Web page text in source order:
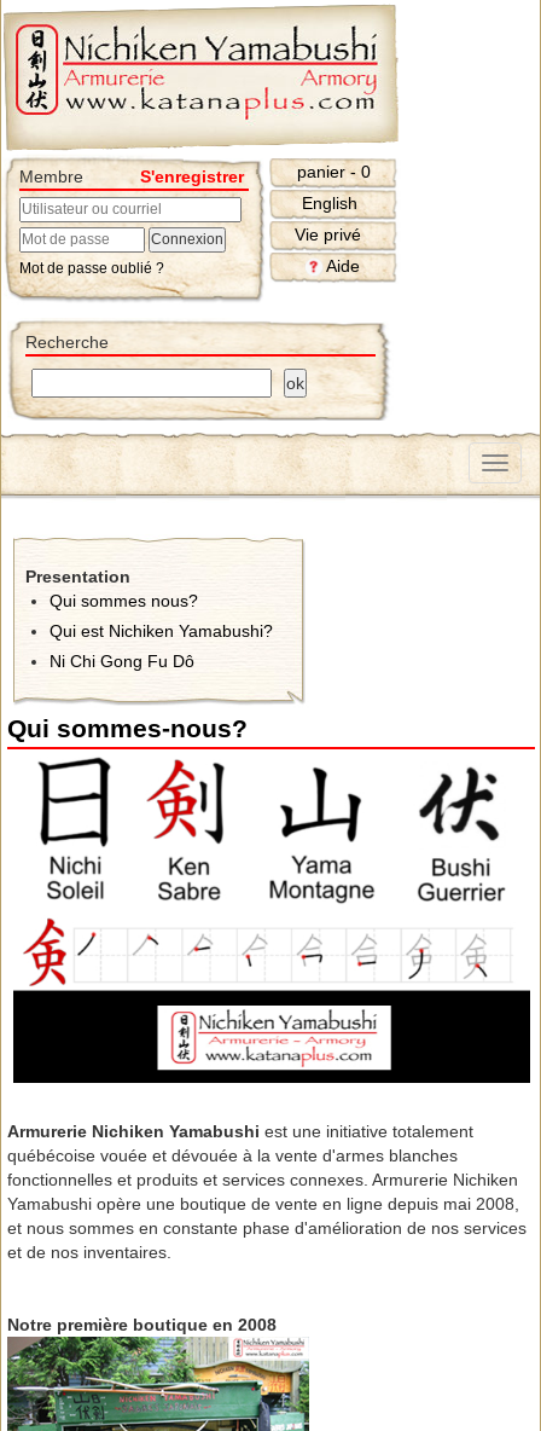
Membre S'enregistrer
Mot de passe oublié ?
panier - 0
English
Vie privé
Aide
Recherche
Menu
Presentation
Qui sommes nous?
Qui est Nichiken Yamabushi?
Ni Chi Gong Fu Dô
Qui sommes-nous?
Armurerie Nichiken Yamabushi est une initiative totalement
québécoise vouée et dévouée à la vente d'armes blanches
fonctionnelles et produits et services connexes. Armurerie Nichiken
Yamabushi opère une boutique de vente en ligne depuis mai 2008,
et nous sommes en constante phase d'amélioration de nos services
et de nos inventaires.
Notre première boutique en 2008